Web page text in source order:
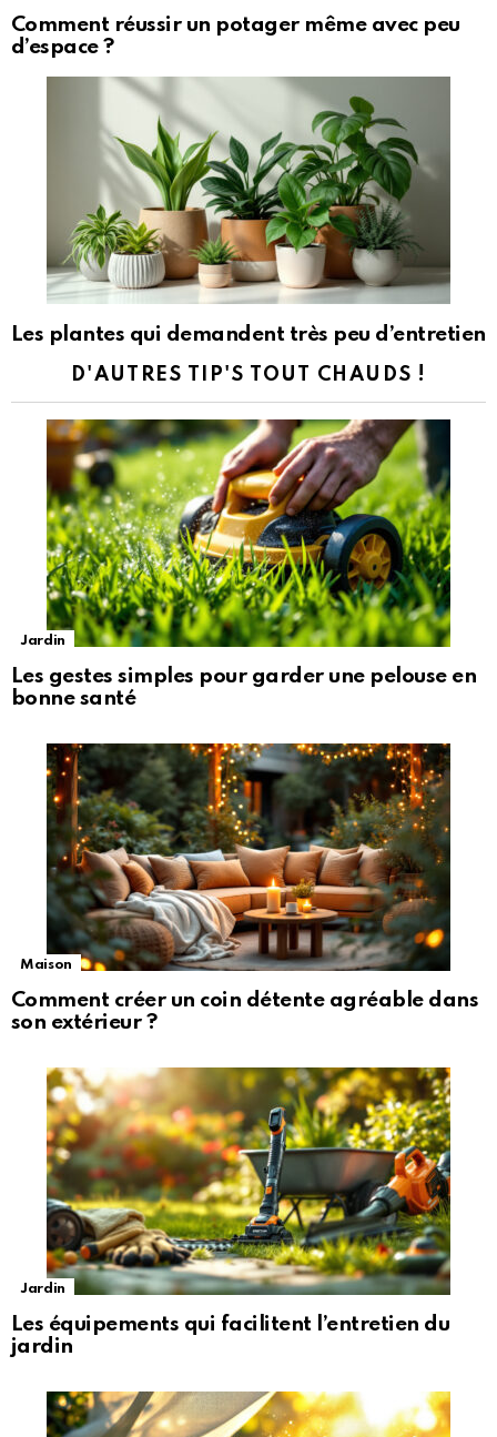
Comment réussir un potager même avec peu
d’espace ?
Les plantes qui demandent très peu d’entretien
D'AUTRES TIP'S TOUT CHAUDS !
Jardin
Les gestes simples pour garder une pelouse en
bonne santé
Maison
Comment créer un coin détente agréable dans
son extérieur ?
Jardin
Les équipements qui facilitent l’entretien du
jardin